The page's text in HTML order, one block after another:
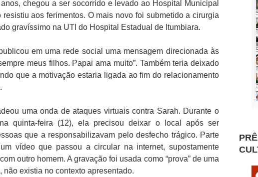
chegou a ser socorrido e levado ao Hospital Municipal
aos ferimentos. O mais novo foi submetido a cirurgia
gravíssimo na UTI do Hospital Estadual de Itumbiara.
em uma rede social uma mensagem direcionada às
meus filhos. Papai ama muito”. Também teria deixado
que a motivação estaria ligada ao fim do relacionamento
uma onda de ataques virtuais contra Sarah. Durante o
quinta-feira (12), ela precisou deixar o local após ser
que a responsabilizavam pelo desfecho trágico. Parte
vídeo que passou a circular na internet, supostamente
outro homem. A gravação foi usada como “prova” de uma
existia no contexto apresentado.